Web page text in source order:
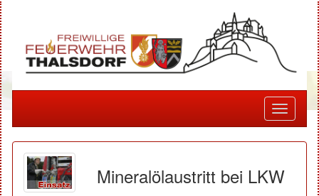
Toggle
Mineralölaustritt bei LKW